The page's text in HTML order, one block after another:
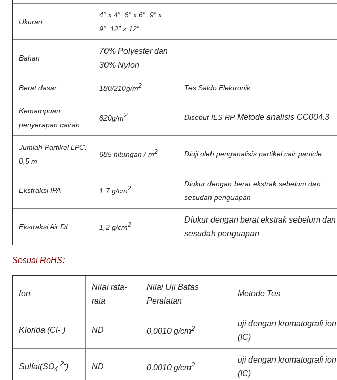
Ukuran
4” x 4”, 6” x 6”, 9” x
9”, 12” x 12”
Bahan
70% Polyester dan
30% Nylon
Berat dasar 180/210g/m2 Tes Saldo Elektronik
Kemampuan
penyerapan cairan
820g/m2 Disebut IES-RP-Metode analisis CC004.3
Jumlah Partikel LPC:
0,5 m
685 hitungan / m2 Diuji oleh penganalisis partikel cair particle
Ekstraksi IPA 1,7 g/cm2
Diukur dengan berat ekstrak sebelum dan
sesudah penguapan
Ekstraksi Air DI 1,2 g/cm2
Diukur dengan berat ekstrak sebelum dan
sesudah penguapan
Sesuai RoHS:
Ion
Nilai rata-
rata
Nilai Uji Batas
Peralatan
Metode Tes
Klorida (Cl- ) ND 0,0010 g/cm2
uji dengan kromatografi ion
(IC)
Sulfat(SO4
2-) ND 0,0010 g/cm2
uji dengan kromatografi ion
(IC)